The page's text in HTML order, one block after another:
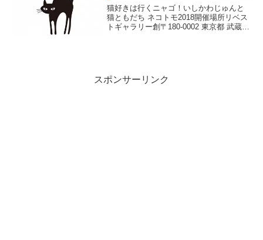
猫好きは行くニャゴ！いしかわじゅんと
猫ともだち ネコトモ2018開催場所リベス
トギャラリー創〒180-0002 東京都 武蔵野
スポンサーリンク